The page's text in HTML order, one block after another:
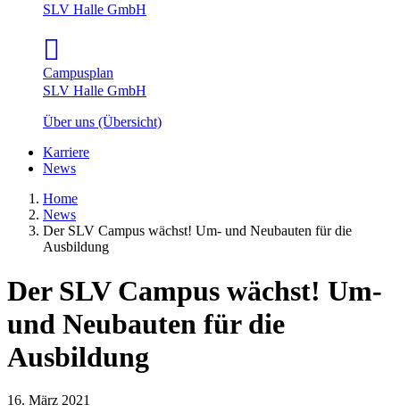
SLV Halle GmbH
Campusplan
SLV Halle GmbH
Über uns (Übersicht)
Karriere
News
Home
News
Der SLV Campus wächst! Um- und Neubauten für die
Ausbildung
Der SLV Campus wächst! Um-
und Neubauten für die
Ausbildung
16. März 2021